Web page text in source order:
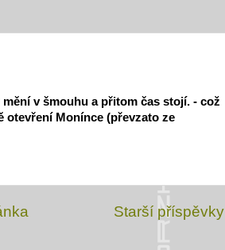
v šmouhu a přitom čas stojí. - což
otevření Monínce (převzato ze
Starší příspěvky